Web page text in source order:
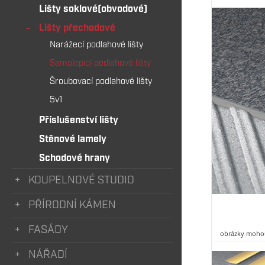
Lišty soklové(obvodové)
Lišty přechodové
Narážecí podlahové lišty
Samolepicí podlahové lišty
Šroubovací podlahové lišty
5v1
Příslušenství lišty
Stěnové lamely
Schodové hrany
KOUPELNOVÉ STUDIO
PŘÍRODNÍ KÁMEN
FASÁDY
NÁŘADÍ
obrázky